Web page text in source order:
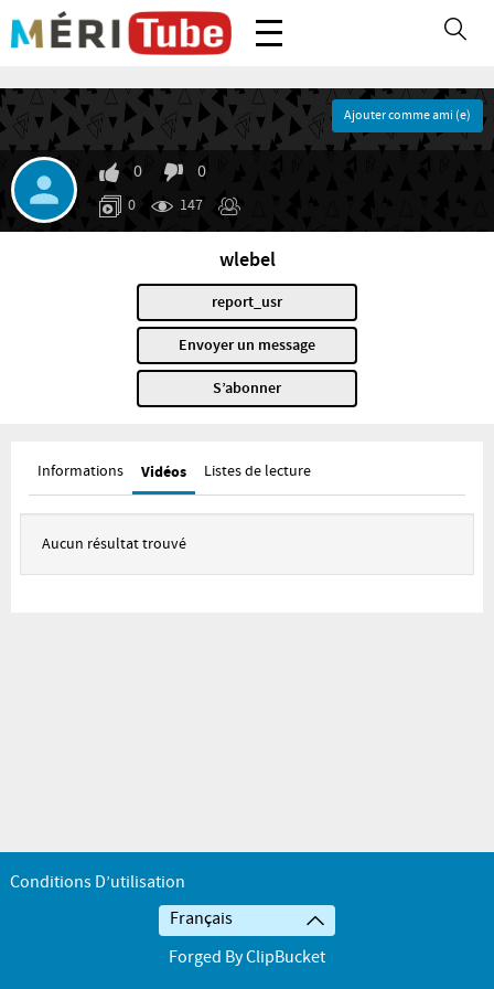
0 0
0 147
Ajouter comme ami (e)
wlebel
report_usr
Envoyer un message
S’abonner
Informations Vidéos Listes de lecture
Aucun résultat trouvé
Conditions D’utilisation
Français
Forged By ClipBucket